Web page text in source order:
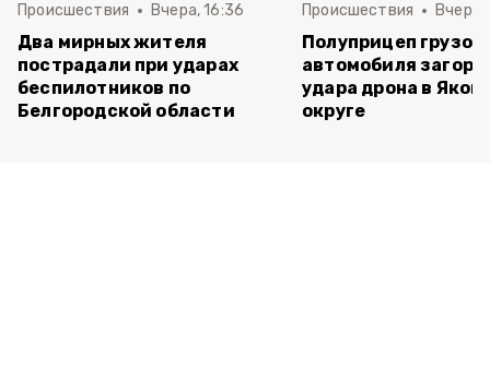
Происшествия Вчера, 16:36
Два мирных жителя
пострадали при ударах
беспилотников по
Белгородской области
Происшествия Вчера,
Полуприцеп
автомобиля
удара дрона в
округе